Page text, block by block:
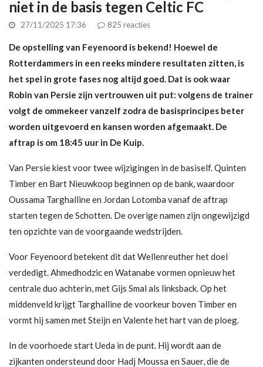
niet in de basis tegen Celtic FC
27/11/2025 17:36 825 reacties
De opstelling van Feyenoord is bekend! Hoewel de
Rotterdammers in een reeks mindere resultaten zitten, is
het spel in grote fases nog altijd goed. Dat is ook waar
Robin van Persie zijn vertrouwen uit put: volgens de trainer
volgt de ommekeer vanzelf zodra de basisprincipes beter
worden uitgevoerd en kansen worden afgemaakt. De
aftrap is om 18:45 uur in De Kuip.
Van Persie kiest voor twee wijzigingen in de basiself. Quinten
Timber en Bart Nieuwkoop beginnen op de bank, waardoor
Oussama Targhalline en Jordan Lotomba vanaf de aftrap
starten tegen de Schotten. De overige namen zijn ongewijzigd
ten opzichte van de voorgaande wedstrijden.
Voor Feyenoord betekent dit dat Wellenreuther het doel
verdedigt. Ahmedhodzic en Watanabe vormen opnieuw het
centrale duo achterin, met Gijs Smal als linksback. Op het
middenveld krijgt Targhalline de voorkeur boven Timber en
vormt hij samen met Steijn en Valente het hart van de ploeg.
In de voorhoede start Ueda in de punt. Hij wordt aan de
zijkanten ondersteund door Hadj Moussa en Sauer, die de